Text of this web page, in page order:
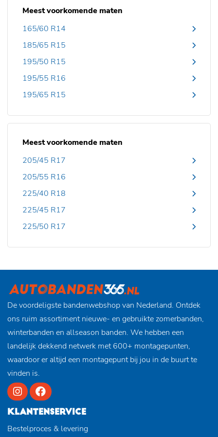
Meest voorkomende maten
165/60 R14
185/65 R15
195/50 R15
195/55 R16
195/65 R15
Meest voorkomende maten
205/45 R17
205/55 R16
225/40 R18
225/45 R17
225/50 R17
De voordeligste bandenwebshop van Nederland. Ontdek
ons ruim assortiment nieuwe- en gebruikte zomerbanden,
winterbanden en allseason banden. We hebben een
landelijk dekkend netwerk met 600+ montagepunten,
waardoor er altijd een montagepunt bij jou in de buurt te
vinden is.
KLANTENSERVICE
Bestelproces & levering